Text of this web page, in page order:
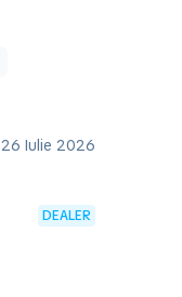
26 Iulie 2026
DEALER